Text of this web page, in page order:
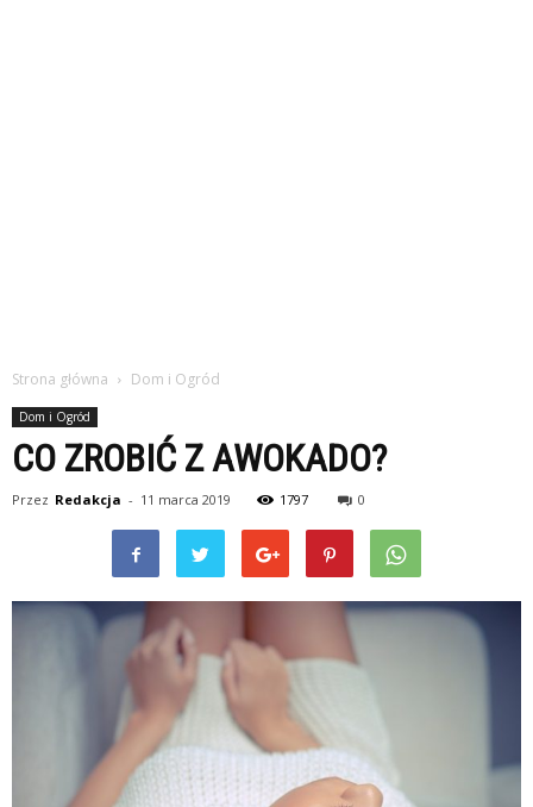
Strona główna Dom i Ogród
Dom i Ogród
CO ZROBIĆ Z AWOKADO?
Przez Redakcja - 11 marca 2019 1797 0